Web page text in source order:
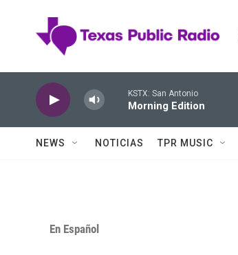
KSTX: San Antonio
Morning Edition
NEWS NOTICIAS TPR MUSIC
En Español